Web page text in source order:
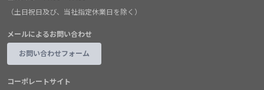
（土日祝日及び、当社指定休業日を除く）
メールによるお問い合わせ
お問い合わせフォーム
コーポレートサイト